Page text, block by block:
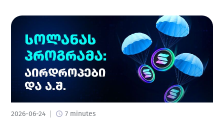
2026-06-24 7 minutes